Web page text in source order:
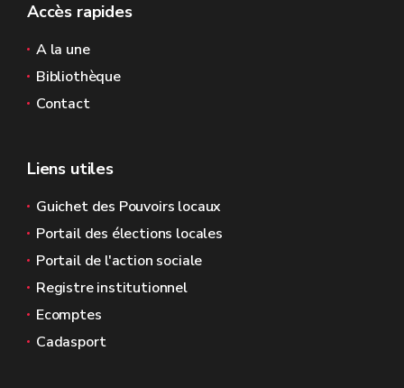
Accès rapides
A la une
Bibliothèque
Contact
Liens utiles
Guichet des Pouvoirs locaux
Portail des élections locales
Portail de l'action sociale
Registre institutionnel
Ecomptes
Cadasport